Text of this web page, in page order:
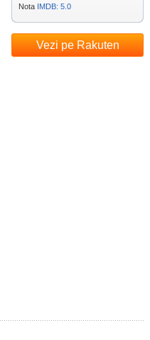
Nota IMDB: 5.0
Vezi pe Rakuten